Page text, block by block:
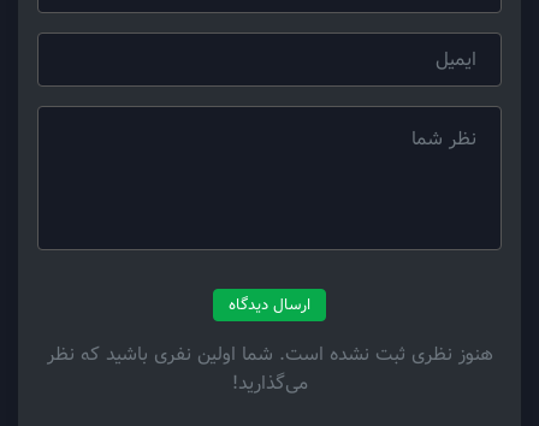
ارسال دیدگاه
هنوز نظری ثبت نشده است. شما اولین نفری باشید که نظر
می‌گذارید!